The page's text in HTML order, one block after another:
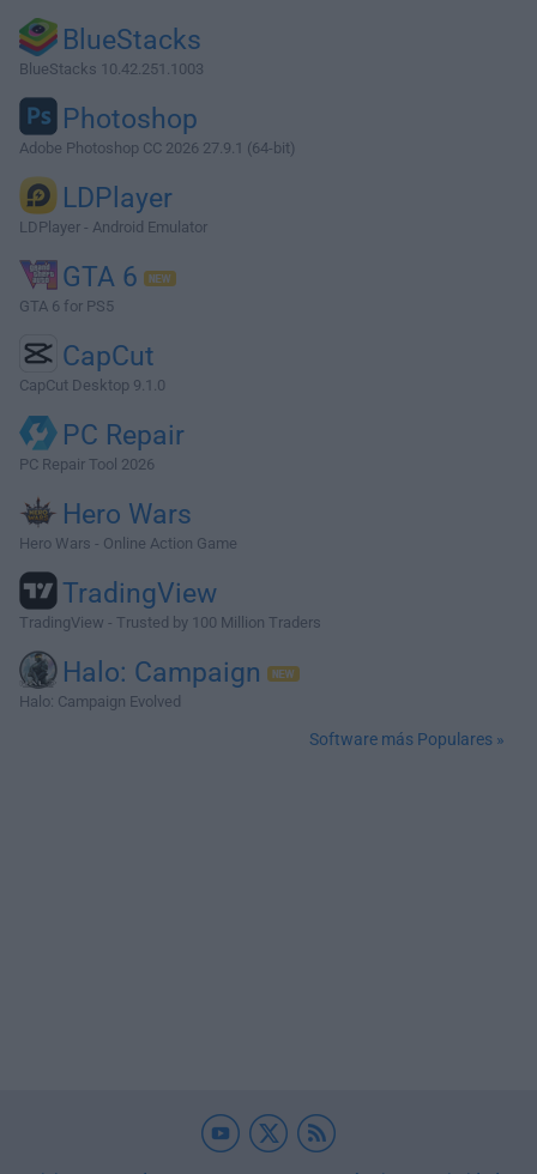
BlueStacks
BlueStacks 10.42.251.1003
Photoshop
Adobe Photoshop CC 2026 27.9.1 (64-bit)
LDPlayer
LDPlayer - Android Emulator
GTA 6
GTA 6 for PS5
CapCut
CapCut Desktop 9.1.0
PC Repair
PC Repair Tool 2026
Hero Wars
Hero Wars - Online Action Game
TradingView
TradingView - Trusted by 100 Million Traders
Halo: Campaign
Halo: Campaign Evolved
Software más Populares »